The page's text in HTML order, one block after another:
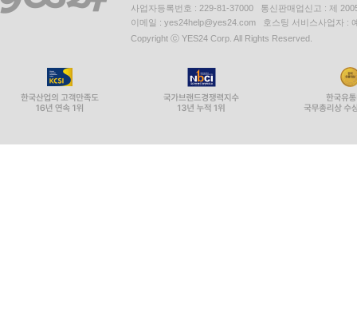
사업자등록번호 : 229-81-37000 통신판매업신고 : 제
이메일 : yes24help@yes24.com 호스팅 서비스사업자 :
Copyright ⓒ YES24 Corp. All Rights Reserved.